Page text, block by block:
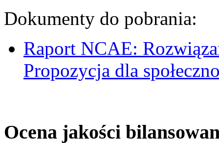
Dokumenty do pobrania:
Raport NCAE:
Propozycja dla
Ocena jakości